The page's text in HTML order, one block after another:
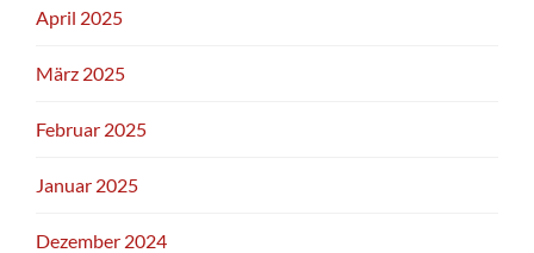
April 2025
März 2025
Februar 2025
Januar 2025
Dezember 2024